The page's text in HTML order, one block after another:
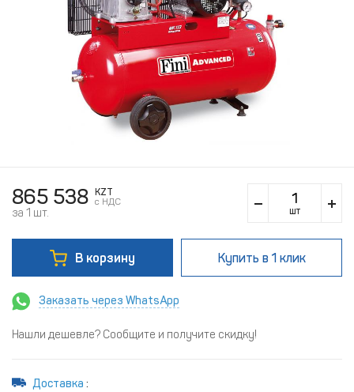
865 538
KZT
c НДС
за 1 шт. шт
В корзину Купить в 1 клик
Заказать через WhatsApp
Нашли дешевле? Сообщите и получите скидку!
Доставка :